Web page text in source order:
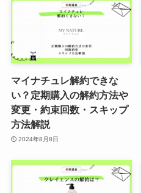
マイナチュレ解約できな
い？定期購入の解約方法や
変更・約束回数・スキップ
方法解説
2024年8月8日